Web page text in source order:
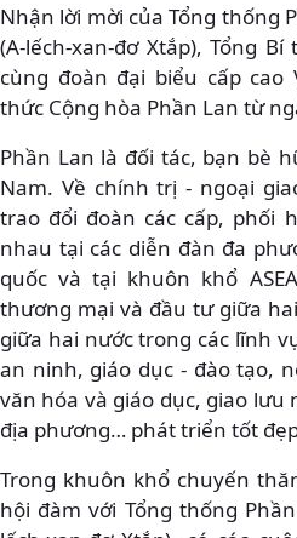
Nhận lời mời của Tổng thống
(A-lếch-xan-đơ Xtắp), Tổng
cùng đoàn đại biểu cấp
thức Cộng hòa Phần Lan từ
Phần Lan là đối tác, bạn bè
Nam. Về chính trị - ngoại
trao đổi đoàn các cấp, phối
nhau tại các diễn đàn đa
quốc và tại khuôn khổ
thương mại và đầu tư giữa
giữa hai nước trong các lĩnh
an ninh, giáo dục - đào tạo,
văn hóa và giáo dục, giao lưu
địa phương… phát triển tốt
Trong khuôn khổ chuyến
hội đàm với Tổng thống